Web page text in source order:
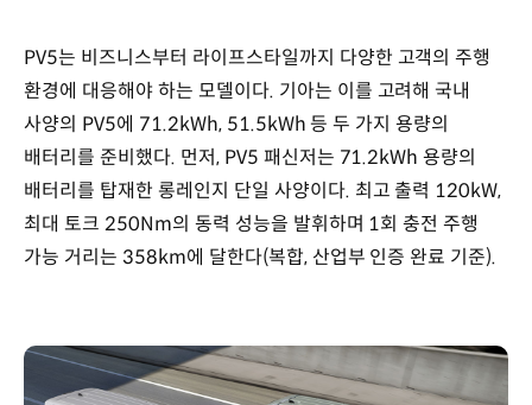
PV5는 비즈니스부터 라이프스타일까지 다양한 고객의 주행
환경에 대응해야 하는 모델이다. 기아는 이를 고려해 국내
사양의 PV5에 71.2kWh, 51.5kWh 등 두 가지 용량의
배터리를 준비했다. 먼저, PV5 패신저는 71.2kWh 용량의
배터리를 탑재한 롱레인지 단일 사양이다. 최고 출력 120kW,
최대 토크 250Nm의 동력 성능을 발휘하며 1회 충전 주행
가능 거리는 358km에 달한다(복합, 산업부 인증 완료 기준).